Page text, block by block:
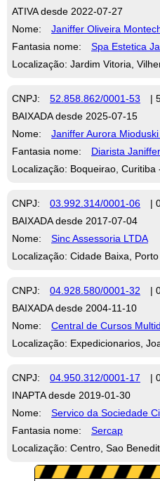
ATIVA desde 2022-07-27
Nome:
Janiffer Oliveira
Fantasia nome:
Spa Estetica
Localização: Jardim Vitoria,
CNPJ: 52.858.862/0001-53
|
BAIXADA desde 2025-07-15
Nome:
Janiffer Aurora
Fantasia nome:
Diarista Janiffer
Localização: Boqueirao, Curitiba
CNPJ: 03.992.314/0001-06
|
BAIXADA desde 2017-07-04
Nome:
Sinc Assessoria LTDA
Localização: Cidade Baixa,
CNPJ: 04.928.580/0001-32
|
BAIXADA desde 2004-11-10
Nome:
Central de Cursos
Localização: Expedicionarios,
CNPJ: 04.950.312/0001-17
|
INAPTA desde 2019-01-30
Nome:
Servico da Sociedade
Fantasia nome:
Sercap
Localização: Centro, Sao